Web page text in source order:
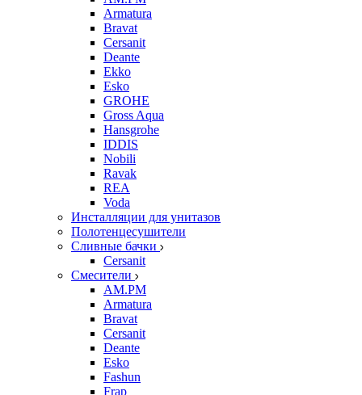
Armatura
Bravat
Cersanit
Deante
Ekko
Esko
GROHE
Gross Aqua
Hansgrohe
IDDIS
Nobili
Ravak
REA
Voda
Инсталляции для унитазов
Полотенцесушители
Сливные бачки
Cersanit
Смесители
AM.PM
Armatura
Bravat
Cersanit
Deante
Esko
Fashun
Frap